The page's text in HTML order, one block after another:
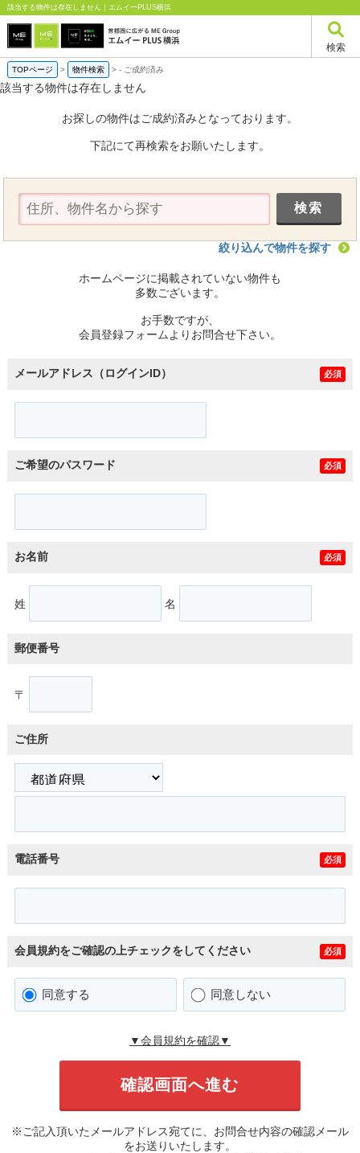
該当する物件は存在しません｜エムイーPLUS横浜
検索
TOPページ > 物件検索 >- ご成約済み
該当する物件は存在しません
お探しの物件はご成約済みとなっております。
下記にて再検索をお願いたします。
絞り込んで物件を探す
ホームページに掲載されていない物件も
多数ございます。
お手数ですが、
会員登録フォームよりお問合せ下さい。
メールアドレス（ログインID） 必須
ご希望のパスワード 必須
お名前 必須
姓 名
郵便番号
〒
ご住所
電話番号 必須
会員規約をご確認の上チェックをしてください 必須
同意する 同意しない
▼会員規約を確認▼
※ご記入頂いたメールアドレス宛てに、お問合せ内容の確認メール
をお送りいたします。